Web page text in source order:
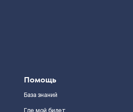
Помощь
База знаний